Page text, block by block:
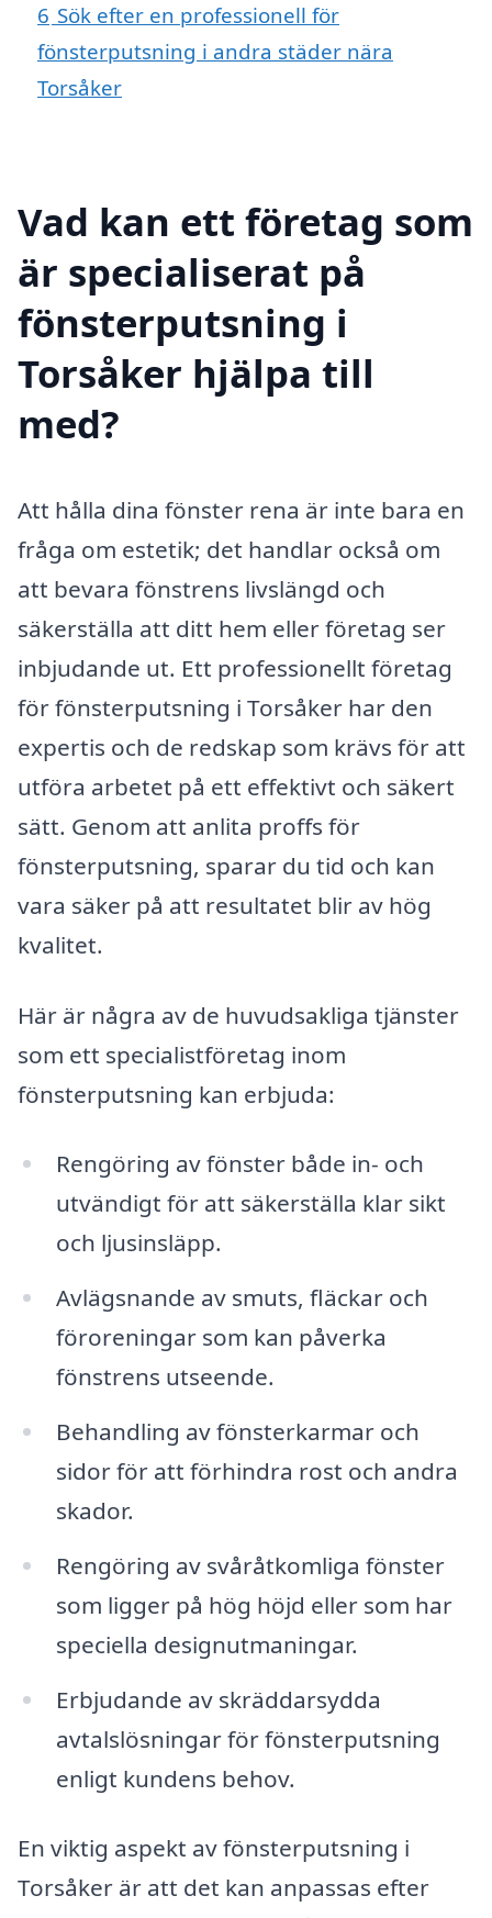
6 Sök efter en professionell för
fönsterputsning i andra städer nära
Torsåker
Vad kan ett företag som
är specialiserat på
fönsterputsning i
Torsåker hjälpa till
med?
Att hålla dina fönster rena är inte bara en
fråga om estetik; det handlar också om
att bevara fönstrens livslängd och
säkerställa att ditt hem eller företag ser
inbjudande ut. Ett professionellt företag
för fönsterputsning i Torsåker har den
expertis och de redskap som krävs för att
utföra arbetet på ett effektivt och säkert
sätt. Genom att anlita proffs för
fönsterputsning, sparar du tid och kan
vara säker på att resultatet blir av hög
kvalitet.
Här är några av de huvudsakliga tjänster
som ett specialistföretag inom
fönsterputsning kan erbjuda:
Rengöring av fönster både in- och
utvändigt för att säkerställa klar sikt
och ljusinsläpp.
Avlägsnande av smuts, fläckar och
föroreningar som kan påverka
fönstrens utseende.
Behandling av fönsterkarmar och
sidor för att förhindra rost och andra
skador.
Rengöring av svåråtkomliga fönster
som ligger på hög höjd eller som har
speciella designutmaningar.
Erbjudande av skräddarsydda
avtalslösningar för fönsterputsning
enligt kundens behov.
En viktig aspekt av fönsterputsning i
Torsåker är att det kan anpassas efter